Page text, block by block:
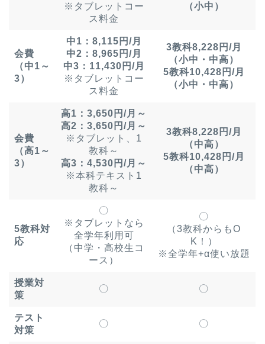
※タブレットコー
ス料金
（小中）
会費
（中1～
3）
中1：8,115円/月
中2：8,965円/月
中3：11,430円/月
※タブレットコー
ス料金
3教科8,228円/月
（小中・中高）
5教科10,428円/月
（小中・中高）
会費
（高1～
3）
高1：3,650円/月～
高2：3,650円/月～
※タブレット、1
教科～
高3：4,530円/月～
※本科テキスト1
教科～
3教科8,228円/月
（中高）
5教科10,428円/月
（中高）
5教科対
応
〇
※タブレットなら
全学年利用可
（中学・高校生コ
ース）
〇
（3教科からもO
K！）
※全学年+α使い放題
授業対
策
〇 〇
テスト
対策
〇 〇